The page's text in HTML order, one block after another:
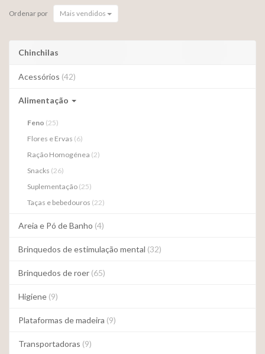
Ordenar por Mais vendidos
Chinchilas
Acessórios (42)
Alimentação
Feno (25)
Flores e Ervas (6)
Ração Homogénea (2)
Snacks (26)
Suplementação (25)
Taças e bebedouros (22)
Areia e Pó de Banho (4)
Brinquedos de estimulação mental (32)
Brinquedos de roer (65)
Higiene (9)
Plataformas de madeira (9)
Transportadoras (9)